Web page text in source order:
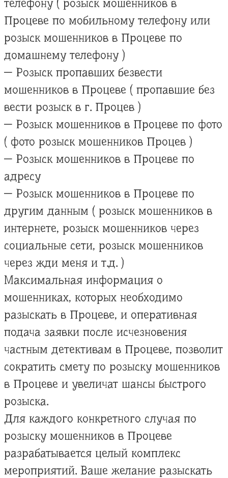
телефону ( розыск мошенников в
Процеве по мобильному телефону или
розыск мошенников в Процеве по
домашнему телефону )
— Розыск пропавших безвести
мошенников в Процеве ( пропавшие без
вести розыск в г. Процев )
— Розыск мошенников в Процеве по фото
( фото розыск мошенников Процев )
— Розыск мошенников в Процеве по
адресу
— Розыск мошенников в Процеве по
другим данным ( розыск мошенников в
интернете, розыск мошенников через
социальные сети, розыск мошенников
через жди меня и т.д. )
Максимальная информация о
мошенниках, которых необходимо
разыскать в Процеве, и оперативная
подача заявки после исчезновения
частным детективам в Процеве, позволит
сократить смету по розыску мошенников
в Процеве и увеличат шансы быстрого
розыска.
Для каждого конкретного случая по
розыску мошенников в Процеве
разрабатывается целый комплекс
мероприятий. Ваше желание разыскать